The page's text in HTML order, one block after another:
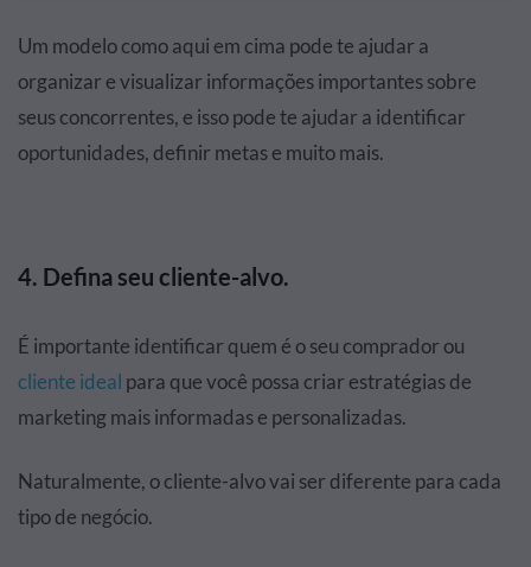
Um modelo como aqui em cima pode te ajudar a
organizar e visualizar informações importantes sobre
seus concorrentes, e isso pode te ajudar a identificar
oportunidades, definir metas e muito mais.
4. Defina seu cliente-alvo.
É importante identificar quem é o seu comprador ou
cliente ideal para que você possa criar estratégias de
marketing mais informadas e personalizadas.
Naturalmente, o cliente-alvo vai ser diferente para cada
tipo de negócio.